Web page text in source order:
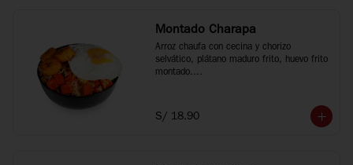
Montado Charapa
Arroz chaufa con cecina y chorizo
selvático, plátano maduro frito, huevo frito
montado.
S/ 18.90